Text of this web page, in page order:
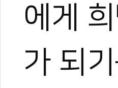
에게
가 되